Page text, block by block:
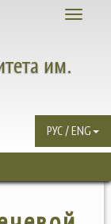
Toggle
им.
РУС / ENG